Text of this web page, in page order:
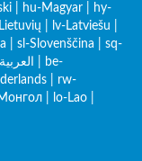
hu-Magyar
hy-
lv-Latviešu
sl-Slovenščina
sq-
ar-العربية
be-
rw-
lo-Lao